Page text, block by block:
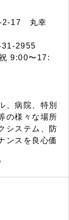
2-17 丸幸
2955
9:00〜17:
、病院、特別
の様々な場所
システム、防
ンスを良心価